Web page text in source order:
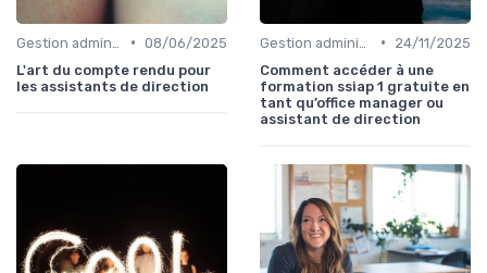
• 08/06/2025
L'art du compte rendu pour
les assistants de direction
•
24/11/2025
Comment accéder à une
formation ssiap 1 gratuite en
tant qu’office manager ou
assistant de direction